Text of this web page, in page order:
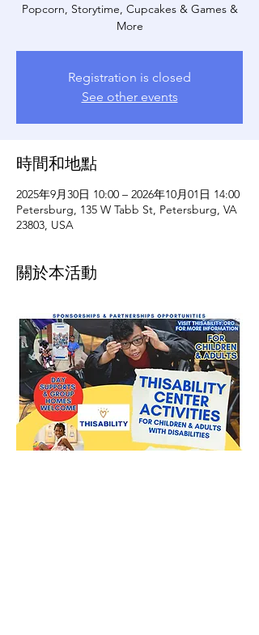
Popcorn, Storytime, Cupcakes & Games &
More
Registration is closed
See other events
時間和地點
2025年9月30日 10:00 – 2026年10月01日 14:00
Petersburg, 135 W Tabb St, Petersburg, VA
23803, USA
關於本活動